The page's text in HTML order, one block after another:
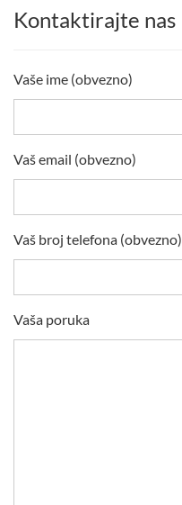
Kontaktirajte nas
Vaše ime (obvezno)
Vaš email (obvezno)
Vaš broj telefona (obvezno)
Vaša poruka